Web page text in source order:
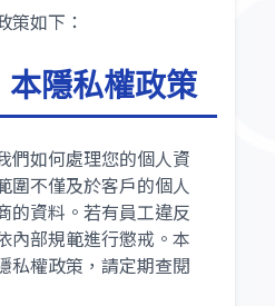
策如下：
隱私權政策
們如何處理您的個人資
圍不僅及於客戶的個人
的資料。若有員工違反
內部規範進行懲戒。本
私權政策，請定期查閱